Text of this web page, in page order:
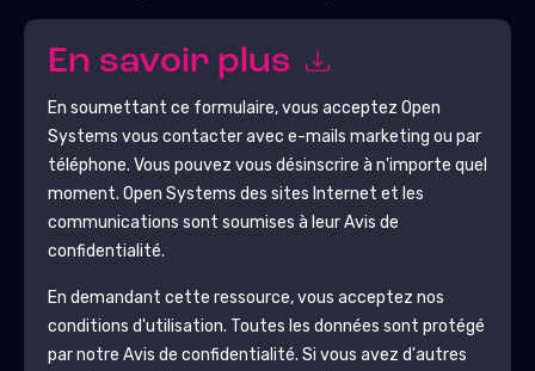
En savoir plus
En soumettant ce formulaire, vous acceptez Open
Systems vous contacter avec e-mails marketing ou par
téléphone. Vous pouvez vous désinscrire à n'importe quel
moment. Open Systems des sites Internet et les
communications sont soumises à leur Avis de
confidentialité.
En demandant cette ressource, vous acceptez nos
conditions d'utilisation. Toutes les données sont protégé
par notre Avis de confidentialité. Si vous avez d'autres